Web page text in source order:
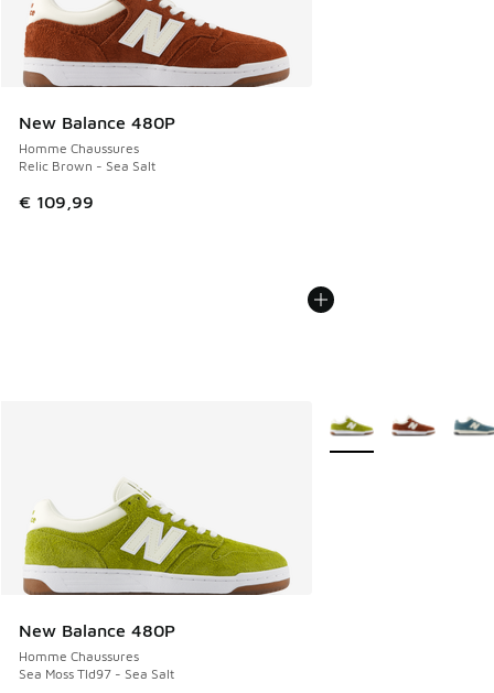
New Balance 480P
Homme Chaussures
Relic Brown - Sea Salt
€ 109,99
New Balance 480P
Homme Chaussures
Sea Moss Tld97 - Sea Salt
Plus de couleurs